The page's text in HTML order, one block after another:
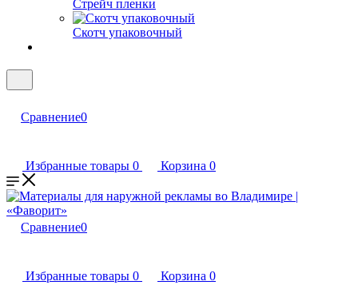
Стрейч пленки
Скотч упаковочный
Сравнение0
Избранные товары 0 Корзина 0
Сравнение0
Избранные товары 0 Корзина 0